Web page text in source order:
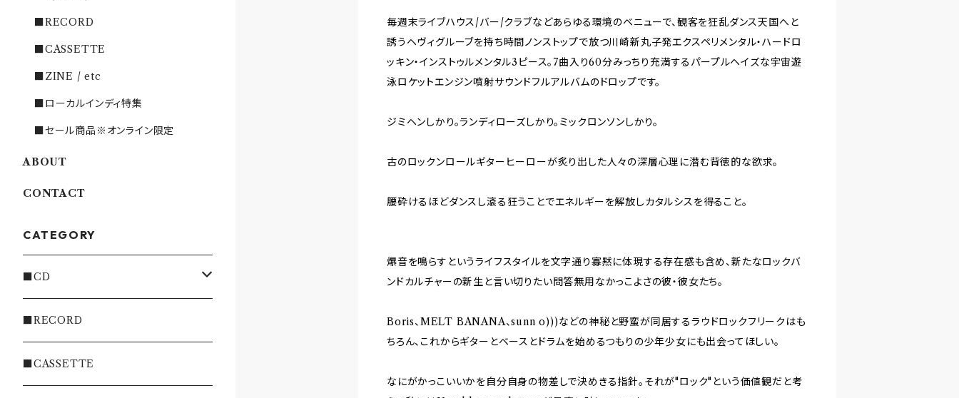
毎週末ライブハウス/バー/クラブなどあらゆる環境のベニューで、観客を狂乱ダンス天国へと
誘うヘヴィグルーブを持ち時間ノンストップで放つ川崎新丸子発エクスペリメンタル・ハードロ
ッキン・インストゥルメンタル3ピース。7曲入り60分みっちり充満するパープルヘイズな宇宙遊
泳ロケットエンジン噴射サウンドフルアルバムのドロップです。
ジミヘンしかり。ランディローズしかり。ミックロンソンしかり。
古のロックンロールギターヒーローが炙り出した人々の深層心理に潜む背徳的な欲求。
腰砕けるほどダンスし滾る狂うことでエネルギーを解放しカタルシスを得ること。
爆音を鳴らすというライフスタイルを文字通り寡黙に体現する存在感も含め、新たなロックバ
ンドカルチャーの新生と言い切りたい問答無用なかっこよさの彼・彼女たち。
Boris、MELT BANANA、sunn o)))などの神秘と野蛮が同居するラウドロックフリークはも
ちろん、これからギターとベースとドラムを始めるつもりの少年少女にも出会ってほしい。
なにがかっこいいかを自分自身の物差しで決めきる指針。それが"ロック"という価値観だと考
■RECORD
■CASSETTE
■ZINE / etc
■ローカルインディ特集
■セール商品※オンライン限定
ABOUT
CONTACT
CATEGORY
■CD
・INDIE
・EMO/PUNK/POST HC
■RECORD
■CASSETTE